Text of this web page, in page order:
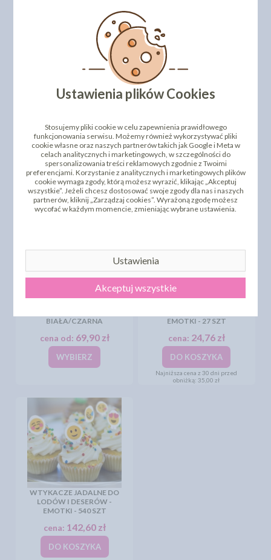
"ŁOPATA SZEROKA"
10SZT BIAŁA/CZARNA
cena od:69,90 zł
WYBIERZ
"TREFL" 10SZT
BIAŁA/CZARNA
cena od:69,90 zł
WYBIERZ
WTYKACZE DO KUWET
BIAŁA/CZARNA
cena od: 69,90 zł
WYBIERZ
EMOTKI - 27 SZT
cena: 24,76 zł
DO KOSZYKA
Najniższa cena z 30 dni przed
obniżką:35,00 zł
WTYKACZE JADALNE DO
LODÓW I DESERÓW -
EMOTKI - 540 SZT
cena: 142,60 zł
DO KOSZYKA
Ustawienia plików Cookies
Stosujemy pliki cookie w celu zapewnienia prawidłowego
funkcjonowania serwisu. Możemy również wykorzystywać pliki
cookie własne oraz naszych partnerów takich jak Google i Meta w
celach analitycznych i marketingowych, w szczególności do
spersonalizowania treści reklamowych zgodnie z Twoimi
preferencjami. Korzystanie z analitycznych i marketingowych plików
cookie wymaga zgody, którą możesz wyrazić, klikając „Akceptuj
wszystkie”. Jeżeli chcesz dostosować swoje zgody dla nas i naszych
partnerów, kliknij „Zarządzaj cookies”. Wyrażoną zgodę możesz
wycofać w każdym momencie, zmieniając wybrane ustawienia.
Ustawienia
Akceptuj wszystkie